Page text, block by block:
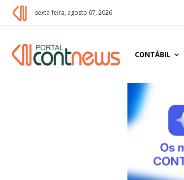
sexta-feira, agosto 07, 2026
CONTÁBIL